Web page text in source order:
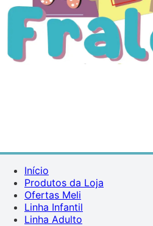
Início
Produtos da Loja
Ofertas Meli
Linha Infantil
Linha Adulto